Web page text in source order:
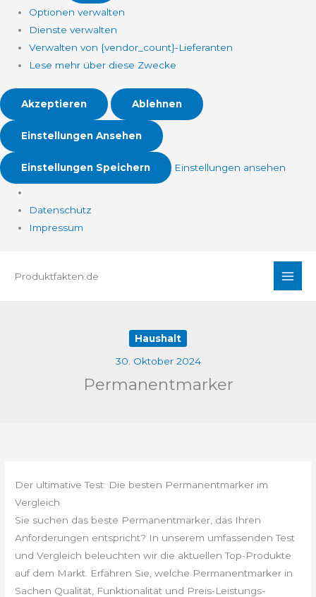
Optionen verwalten
Dienste verwalten
Verwalten von {vendor_count}-Lieferanten
Lese mehr über diese Zwecke
Akzeptieren Ablehnen
Einstellungen Ansehen
Einstellungen Speichern Einstellungen ansehen
Datenschutz
Impressum
InhaltProduktfakten.de
Haushalt
30. Oktober 2024
Permanentmarker
Der ultimative Test: Die besten Permanentmarker im
Vergleich
Sie suchen das beste Permanentmarker, das Ihren
Anforderungen entspricht? In unserem umfassenden Test
und Vergleich beleuchten wir die aktuellen Top-Produkte
auf dem Markt. Erfahren Sie, welche Permanentmarker in
Sachen Qualität, Funktionalität und Preis-Leistungs-